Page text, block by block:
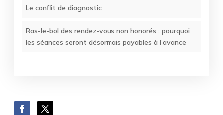
Le conflit de diagnostic
Ras-le-bol des rendez-vous non honorés : pourquoi
les séances seront désormais payables à l’avance